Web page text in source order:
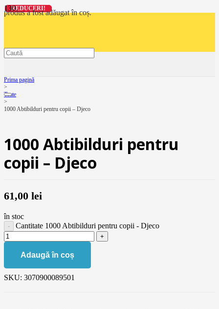
produsa fost adăugat în coș.
Prima pagină
>
Toate
>
1000 Abtibilduri pentru copii – Djeco
1000 Abtibilduri pentru
copii – Djeco
61,00 lei
în stoc
Cantitate 1000 Abtibilduri pentru copii - Djeco
Adaugă în coș
SKU: 3070900089501
REDUCERI!
REDUCERI!
REDUCERI!
REDUCERI!